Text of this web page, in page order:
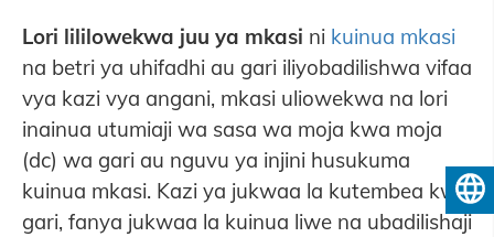
Lori lililowekwa juu ya mkasi ni kuinua mkasi
na betri ya uhifadhi au gari iliyobadilishwa vifaa
vya kazi vya angani, mkasi uliowekwa na lori
inainua utumiaji wa sasa wa moja kwa moja
(dc) wa gari au nguvu ya injini husukuma
kuinua mkasi. Kazi ya jukwaa la kutembea kwa
gari, fanya jukwaa la kuinua liwe na ubadilishaji
Kiswahili